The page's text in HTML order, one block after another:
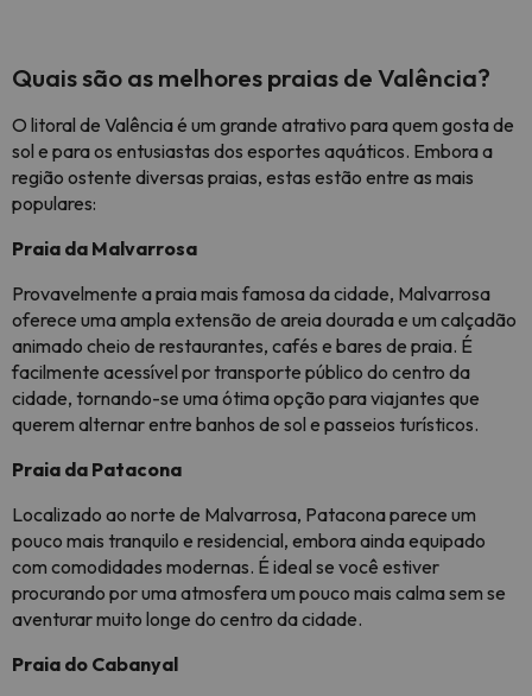
Quais são as melhores praias de Valência?
O litoral de Valência é um grande atrativo para quem gosta de
sol e para os entusiastas dos esportes aquáticos. Embora a
região ostente diversas praias, estas estão entre as mais
populares:
Praia da Malvarrosa
Provavelmente a praia mais famosa da cidade, Malvarrosa
oferece uma ampla extensão de areia dourada e um calçadão
animado cheio de restaurantes, cafés e bares de praia. É
facilmente acessível por transporte público do centro da
cidade, tornando-se uma ótima opção para viajantes que
querem alternar entre banhos de sol e passeios turísticos.
Praia da Patacona
Localizado ao norte de Malvarrosa, Patacona parece um
pouco mais tranquilo e residencial, embora ainda equipado
com comodidades modernas. É ideal se você estiver
procurando por uma atmosfera um pouco mais calma sem se
aventurar muito longe do centro da cidade.
Praia do Cabanyal